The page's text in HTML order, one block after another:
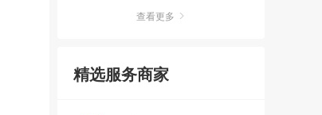
查看更多
精选服务商家